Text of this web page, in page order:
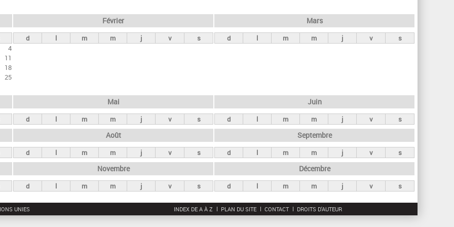
r
c
4
11
18
25
Février
d l m m j v s
Mars
d l m m j v s
Mai
d l m m j v s
Juin
d l m m j v s
Août
d l m m j v s
Septembre
d l m m j v s
Novembre
d l m m j v s
Décembre
d l m m j v s
UNIES INDEX DE A À Z PLAN DU SITE CONTACT DROITS D'AUTEUR